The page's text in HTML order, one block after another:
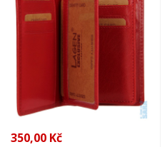
350,00 Kč